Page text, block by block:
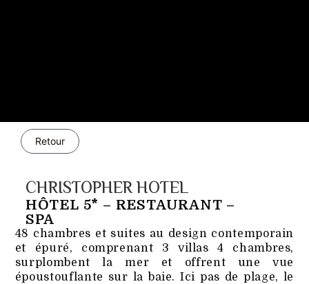
Retour
CHRISTOPHER HOTEL
HÔTEL 5* – RESTAURANT –
SPA
48 chambres et suites au design contemporain
et épuré, comprenant 3 villas 4 chambres,
surplombent la mer et offrent une vue
époustouflante sur la baie. Ici pas de plage, le